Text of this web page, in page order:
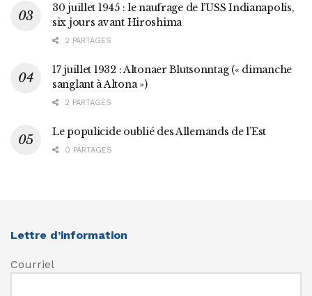
30 juillet 1945 : le naufrage de l’USS Indianapolis,
six jours avant Hiroshima
2 PARTAGES
17 juillet 1932 : Altonaer Blutsonntag (« dimanche
sanglant à Altona »)
2 PARTAGES
Le populicide oublié des Allemands de l’Est
0 PARTAGES
Lettre d’information
Courriel